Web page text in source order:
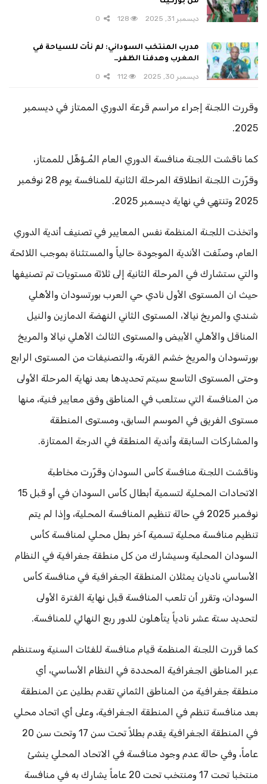
ديسمبر 31, 2025 128
مدرب المنتخب السوداني: لم نأت للسياحة في
المغرب وهدفنا الظفر…
ديسمبر 30, 2025 112
وقررت اللجنة إجراء مراسم قرعة الدوري الممتاز في ديسمبر
2025.
كما ناقشت اللجنة منافسة الدوري العام المُـؤهِّل للممتاز،
وقرّرت اللجنة انطلاقة المرحلة الثانية للمنافسة يوم 28 نوفمبر
2025 وتنتهي في نهاية ديسمبر 2025.
واتخذت اللجنة المنظمة نفس المعايير في تصنيف أندية الدوري
العام، وصنّفت الأندية الموجودة حالياً والمستثناة بموجب اللائحة
والتي ستشارك في المرحلة الثانية إلى ثلاثة مستويات تم تصنيفها
حيث ان المستوى الأول نادي حي العرب بورتسودان والأهلي
شندي والمريخ نيالا، المستوى الثاني النهضة الدمازين والنيل
المناقل والأهلي الأبيض والمستوى الثالث الأهلي نيالا والمريخ
بورتسودان والمريخ خشم القربة، والتصنيفات من المستوى الرابع
وحتى المستوى التاسع سيتم تحديدها بعد نهاية المرحلة الأولى
من المنافسة التي ستلعب في المناطق وفق معايير فنية، منها
مستوى الفريق في الموسم السابق، ومستوى المنطقة
والمشاركات السابقة وأندية المنطقة في الدرجة الممتازة.
وناقشت اللجنة منافسة كأس السودان وقرّرت مخاطبة
الاتحادات المحلية لتسمية أبطال كأس السودان في أو قبل 15
نوفمبر 2025 في حالة تنظيم المنافسة المحلية، وإذا لم يتم
تنظيم منافسة محلية تسمية آخر بطل محلي لمنافسة كأس
السودان المحلية وسيشارك من كل منطقة جغرافية في النظام
الأساسي ناديان يمثلان المنطقة الجغرافية في منافسة كأس
السودان، وتقرر أن تلعب المنافسة قبل نهاية الفترة الأولى
لتحديد ستة عشر نادياً يتأهلون للدور ربع النهائي للمنافسة.
كما قررت اللجنة المنظمة قيام منافسة للفئات السنية وستنظم
عبر المناطق الجغرافية المحددة في النظام الأساسي، أي
منطقة جغرافية من المناطق الثماني تقدم بطلين عن المنطقة
بعد منافسة تنظم في المنطقة الجغرافية، وعلى أي اتحاد محلي
في المنطقة الجغرافية يقدم بطلاً تحت سن 17 وتحت سن 20
عاماً، وفي حالة عدم وجود منافسة في الاتحاد المحلي ينشئ
منتخبا تحت 17 ومنتخب تحت 20 عاماً يشارك به في منافسة